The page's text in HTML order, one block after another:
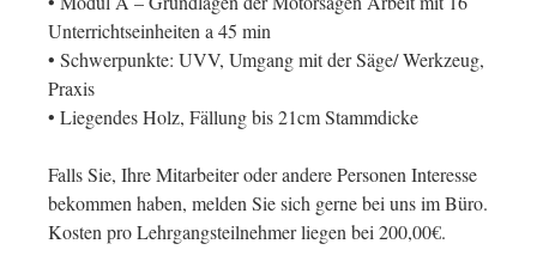
Unterrichtseinheiten a 45 min
• Schwerpunkte: UVV, Umgang mit der Säge/ Werkzeug,
Praxis
• Liegendes Holz, Fällung bis 21cm Stammdicke
Falls Sie, Ihre Mitarbeiter oder andere Personen Interesse
bekommen haben, melden Sie sich gerne bei uns im Büro.
Kosten pro Lehrgangsteilnehmer liegen bei 200,00€.